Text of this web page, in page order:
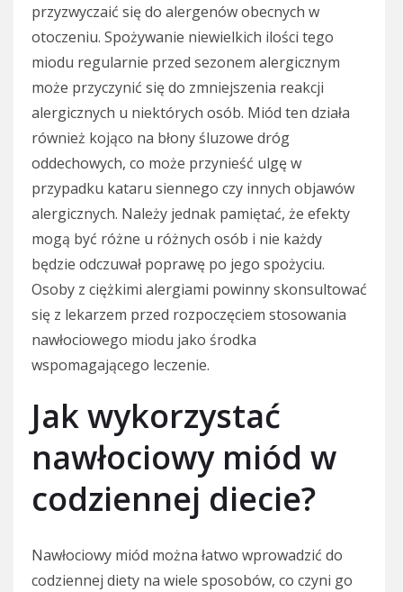
przyzwyczaić się do alergenów obecnych w
otoczeniu. Spożywanie niewielkich ilości tego
miodu regularnie przed sezonem alergicznym
może przyczynić się do zmniejszenia reakcji
alergicznych u niektórych osób. Miód ten działa
również kojąco na błony śluzowe dróg
oddechowych, co może przynieść ulgę w
przypadku kataru siennego czy innych objawów
alergicznych. Należy jednak pamiętać, że efekty
mogą być różne u różnych osób i nie każdy
będzie odczuwał poprawę po jego spożyciu.
Osoby z ciężkimi alergiami powinny skonsultować
się z lekarzem przed rozpoczęciem stosowania
nawłociowego miodu jako środka
wspomagającego leczenie.
Jak wykorzystać
nawłociowy miód w
codziennej diecie?
Nawłociowy miód można łatwo wprowadzić do
codziennej diety na wiele sposobów, co czyni go